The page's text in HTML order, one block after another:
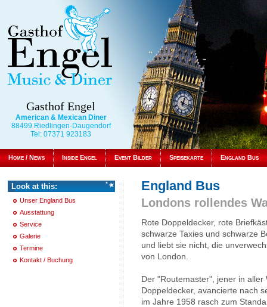
Gasthof Engel
American & Mexican Diner
88499 Riedlingen-Daugendorf
Tel: 07371 923183
Home / News Inside Engel Event Bilder Speisekarte England Bus
Look at this:
Unser England Bus
Ausstattung
Service
Galerie
Termine
Kontakt / Buchung
England Bus
Londons rollendes
Rote Doppeldecker, rote
schwarze Taxies und schwarze
und liebt sie nicht, die
von London.
Der "Routemaster", jener in aller
Doppeldecker, avancierte nach
im Jahre 1958 rasch zum